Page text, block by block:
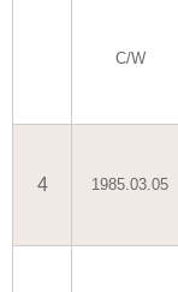
C/W
4 1985.03.05